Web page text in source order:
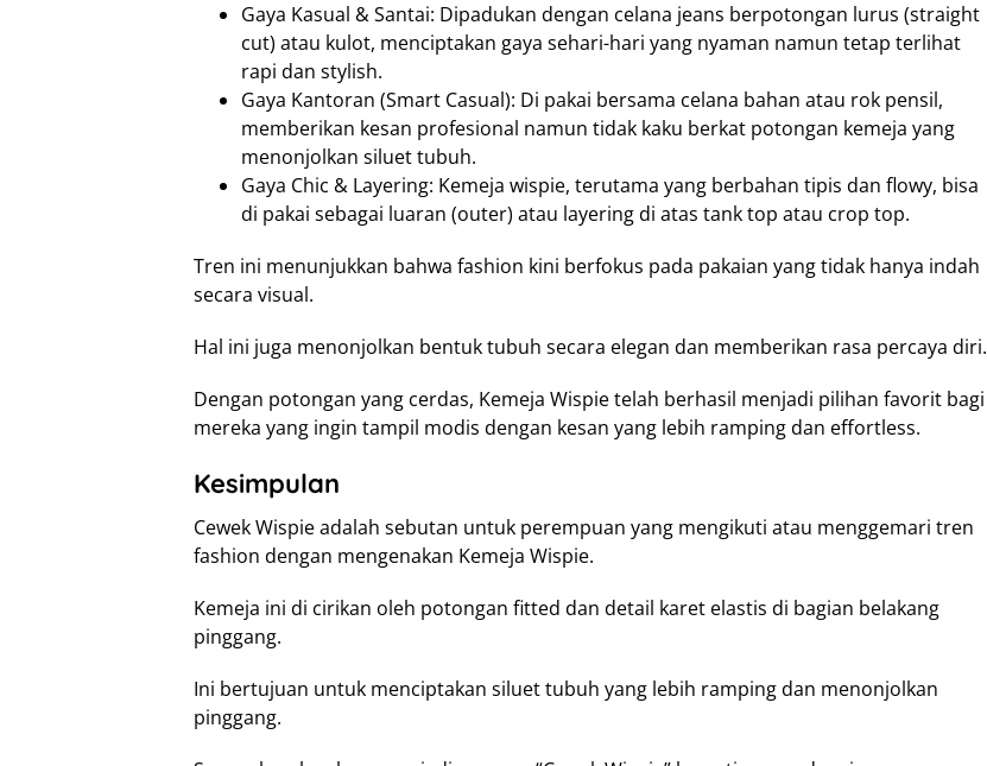
Gaya Kasual & Santai: Dipadukan dengan celana jeans berpotongan lurus (straight
cut) atau kulot, menciptakan gaya sehari-hari yang nyaman namun tetap terlihat
rapi dan stylish.
Gaya Kantoran (Smart Casual): Di pakai bersama celana bahan atau rok pensil,
memberikan kesan profesional namun tidak kaku berkat potongan kemeja yang
menonjolkan siluet tubuh.
Gaya Chic & Layering: Kemeja wispie, terutama yang berbahan tipis dan flowy, bisa
di pakai sebagai luaran (outer) atau layering di atas tank top atau crop top.
Tren ini menunjukkan bahwa fashion kini berfokus pada pakaian yang tidak hanya indah
secara visual.
Hal ini juga menonjolkan bentuk tubuh secara elegan dan memberikan rasa percaya diri.
Dengan potongan yang cerdas, Kemeja Wispie telah berhasil menjadi pilihan favorit bagi
mereka yang ingin tampil modis dengan kesan yang lebih ramping dan effortless.
Kesimpulan
Cewek Wispie adalah sebutan untuk perempuan yang mengikuti atau menggemari tren
fashion dengan mengenakan Kemeja Wispie.
Kemeja ini di cirikan oleh potongan fitted dan detail karet elastis di bagian belakang
pinggang.
Ini bertujuan untuk menciptakan siluet tubuh yang lebih ramping dan menonjolkan
pinggang.